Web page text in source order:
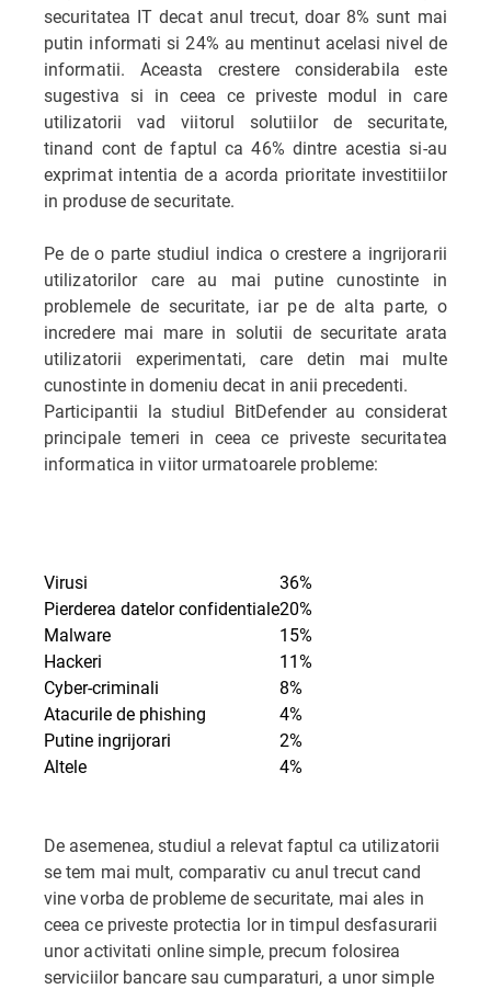
securitatea IT decat anul trecut, doar 8% sunt mai
putin informati si 24% au mentinut acelasi nivel de
informatii. Aceasta crestere considerabila este
sugestiva si in ceea ce priveste modul in care
utilizatorii vad viitorul solutiilor de securitate,
tinand cont de faptul ca 46% dintre acestia si-au
exprimat intentia de a acorda prioritate investitiilor
in produse de securitate.
Pe de o parte studiul indica o crestere a ingrijorarii
utilizatorilor care au mai putine cunostinte in
problemele de securitate, iar pe de alta parte, o
incredere mai mare in solutii de securitate arata
utilizatorii experimentati, care detin mai multe
cunostinte in domeniu decat in anii precedenti.
Participantii la studiul BitDefender au considerat
principale temeri in ceea ce priveste securitatea
informatica in viitor urmatoarele probleme:
Virusi
36%
Pierderea datelor confidentiale20%
Malware
15%
Hackeri
11%
Cyber-criminali
8%
Atacurile de phishing
4%
Putine ingrijorari
2%
Altele
4%
De asemenea, studiul a relevat faptul ca utilizatorii
se tem mai mult, comparativ cu anul trecut cand
vine vorba de probleme de securitate, mai ales in
ceea ce priveste protectia lor in timpul desfasurarii
unor activitati online simple, precum folosirea
serviciilor bancare sau cumparaturi, a unor simple